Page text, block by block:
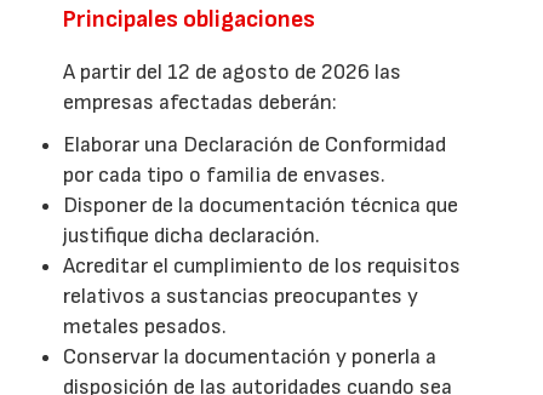
Principales obligaciones
A partir del 12 de agosto de 2026 las
empresas afectadas deberán:
Elaborar una Declaración de Conformidad
por cada tipo o familia de envases.
Disponer de la documentación técnica que
justifique dicha declaración.
Acreditar el cumplimiento de los requisitos
relativos a sustancias preocupantes y
metales pesados.
Conservar la documentación y ponerla a
disposición de las autoridades cuando sea